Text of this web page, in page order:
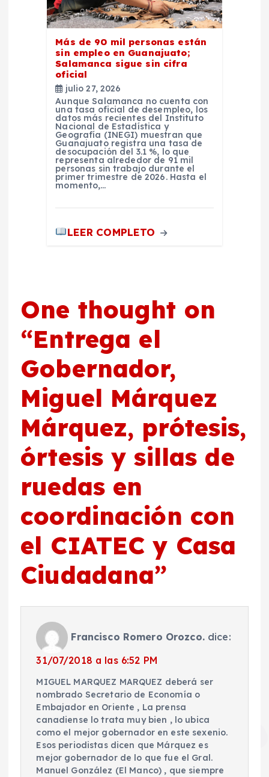
Más de 90 mil personas están
sin empleo en Guanajuato;
Salamanca sigue sin cifra
oficial
julio 27, 2026
Aunque Salamanca no cuenta con
una tasa oficial de desempleo, los
datos más recientes del Instituto
Nacional de Estadística y
Geografía (INEGI) muestran que
Guanajuato registra una tasa de
desocupación del 3.1 %, lo que
representa alrededor de 91 mil
personas sin trabajo durante el
primer trimestre de 2026. Hasta el
momento,…
LEER COMPLETO
One thought on
“Entrega el
Gobernador,
Miguel Márquez
Márquez, prótesis,
órtesis y sillas de
ruedas en
coordinación con
el CIATEC y Casa
Ciudadana”
Francisco Romero Orozco. dice:
31/07/2018 a las 6:52 PM
MIGUEL MARQUEZ MARQUEZ deberá ser
nombrado Secretario de Economía o
Embajador en Oriente , La prensa
canadiense lo trata muy bien , lo ubica
como el mejor gobernador en este sexenio.
Esos periodistas dicen que Márquez es
mejor gobernador de lo que fue el Gral.
Manuel González (El Manco) , que siempre